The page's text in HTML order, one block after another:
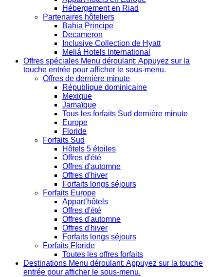
Hébergement en Riad
Partenaires hôteliers
Bahia Principe
Decameron
Inclusive Collection de Hyatt
Meliá Hotels International
Offres spéciales Menu déroulant: Appuyez sur la
touche entrée pour afficher le sous-menu.
Offres de dernière minute
République dominicaine
Mexique
Jamaïque
Tous les forfaits Sud dernière minute
Europe
Floride
Forfaits Sud
Hôtels 5 étoiles
Offres d'été
Offres d'automne
Offres d'hiver
Forfaits longs séjours
Forfaits Europe
Appart’hôtels
Offres d'été
Offres d'automne
Offres d'hiver
Forfaits longs séjours
Forfaits Floride
Toutes les offres forfaits
Destinations Menu déroulant: Appuyez sur la touche
entrée pour afficher le sous-menu.